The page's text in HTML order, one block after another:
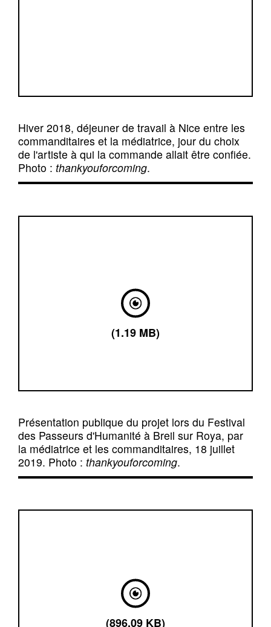
Hiver 2018, déjeuner de travail à Nice entre les
commanditaires et la médiatrice, jour du choix
de l'artiste à qui la commande allait être confiée.
Photo : thankyouforcoming.
(1.19 MB)
Présentation publique du projet lors du Festival
des Passeurs d'Humanité à Breil sur Roya, par
la médiatrice et les commanditaires, 18 juillet
2019. Photo : thankyouforcoming.
(896.09 KB)